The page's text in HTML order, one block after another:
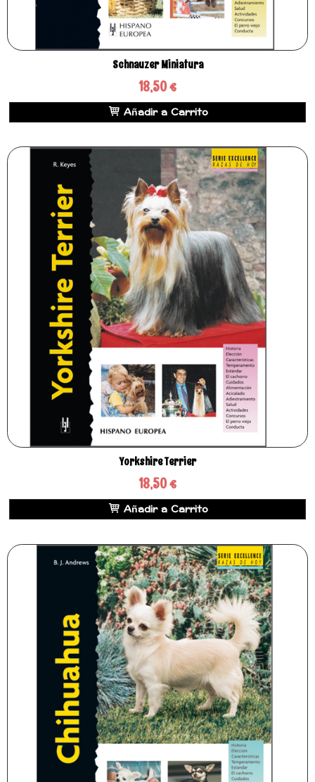
Schnauzer Miniatura
18,50 €
Añadir a Carrito
Yorkshire Terrier
18,50 €
Añadir a Carrito